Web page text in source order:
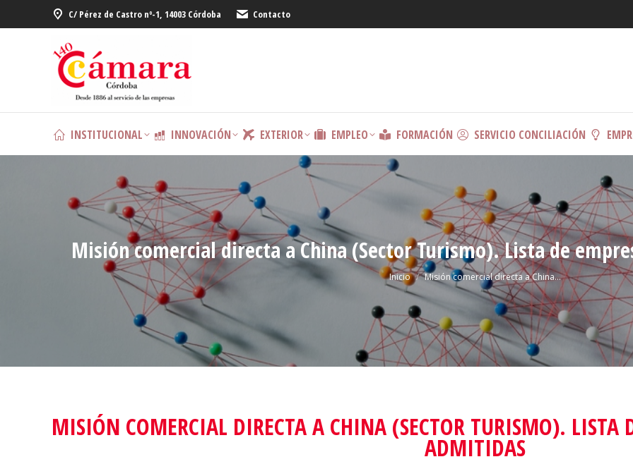
C/ Pérez de Castro nº-1, 14003 Córdoba Contacto
INSTITUCIONAL INNOVACIÓN EXTERIOR EMPLEO FORMACIÓN SERVICIO CONCILIACIÓN
Misión comercial directa a China (Sector Turismo). Lista de
Estás aquí:
Inicio Misión comercial directa a China…
MISIÓN COMERCIAL DIRECTA A CHINA (SECTOR TURISMO). LISTA
ADMITIDAS